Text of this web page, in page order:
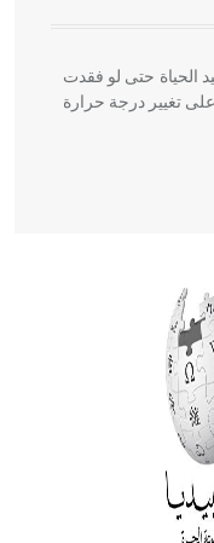
الحياة حتى لو فقدت
تغيير درجة حرارة
في جروح الرأس. ويعود
في البحر ويتركب
شديد الحمرة وهو
الش